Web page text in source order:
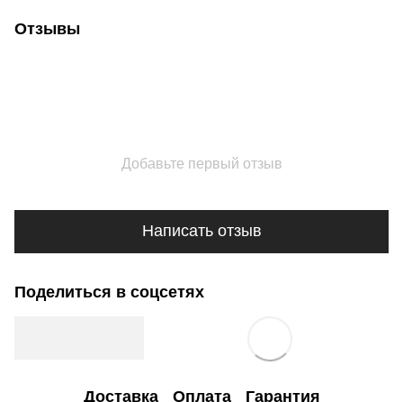
Отзывы
Добавьте первый отзыв
Написать отзыв
Поделиться в соцсетях
Доставка Оплата Гарантия